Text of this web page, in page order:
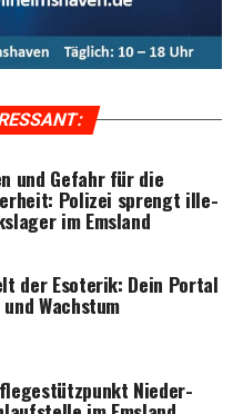
und Gefahr für die
Poli­zei sprengt ille­
im Emsland
der Eso­te­rik: Dein Por­tal
Wachstum
Nie­der­